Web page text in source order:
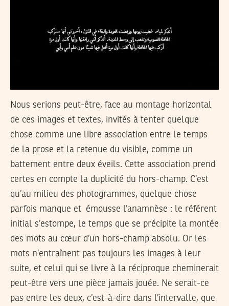
Nous serions peut-être, face au montage horizontal
de ces images et textes, invités à tenter quelque
chose comme une libre association entre le temps
de la prose et la retenue du visible, comme un
battement entre deux éveils. Cette association prend
certes en compte la duplicité du hors-champ. C’est
qu’au milieu des photogrammes, quelque chose
parfois manque et émousse l’anamnèse : le référent
initial s’estompe, le temps que se précipite la montée
des mots au cœur d’un hors-champ absolu. Or les
mots n’entraînent pas toujours les images à leur
suite, et celui qui se livre à la réciproque cheminerait
peut-être vers une pièce jamais jouée. Ne serait-ce
pas entre les deux, c’est-à-dire dans l’intervalle, que